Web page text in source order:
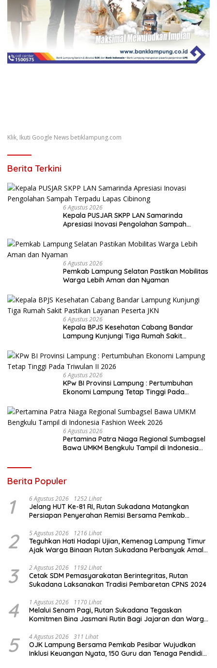
Klik, Ikuti Google News betiklampung.com
Berita Terkini
6 Agustus 2026
Kepala PUSJAR SKPP LAN Samarinda
Apresiasi Inovasi Pengolahan Sampah
6 Agustus 2026
Pemkab Lampung Selatan Pastikan Mobilitas
Warga Lebih Aman dan Nyaman
6 Agustus 2026
Kepala BPJS Kesehatan Cabang Bandar
Lampung Kunjungi Tiga Rumah Sakit
6 Agustus 2026
KPw BI Provinsi Lampung : Pertumbuhan
Ekonomi Lampung Tetap Tinggi Pada
6 Agustus 2026
Pertamina Patra Niaga Regional Sumbagsel
Bawa UMKM Bengkulu Tampil di Indonesia
Berita Populer
1 6 Agustus 2026 1252 Lihat
Jelang HUT Ke-81 RI, Rutan Sukadana Matangkan
Persiapan Penyerahan Remisi Bersama Pemkab
2 5 Agustus 2026 1216 Lihat
Teguhkan Hati Hadapi Ujian, Kemenag Lampung Timur
Ajak Warga Binaan Rutan Sukadana Perbanyak Amal
3 2 Agustus 2026 1192 Lihat
Cetak SDM Pemasyarakatan Berintegritas, Rutan
Sukadana Laksanakan Tradisi Pembaretan CPNS 2024
4 1 Agustus 2026 1170 Lihat
Melalui Senam Pagi, Rutan Sukadana Tegaskan
Komitmen Bina Jasmani Rutin Bagi Jajaran dan Warga
5 4 Agustus 2026 311 Lihat
OJK Lampung Bersama Pemkab Pesibar Wujudkan
Inklusi Keuangan Nyata, 150 Guru dan Tenaga Pendidik